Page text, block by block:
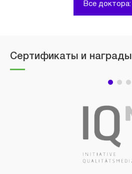
Все доктора:
Сертификаты и награды